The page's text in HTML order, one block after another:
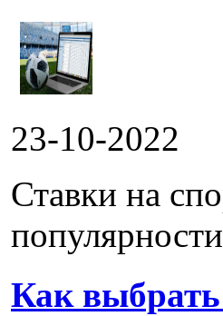
23-10-2022
Ставки на
Как